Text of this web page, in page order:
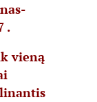
.
vieną